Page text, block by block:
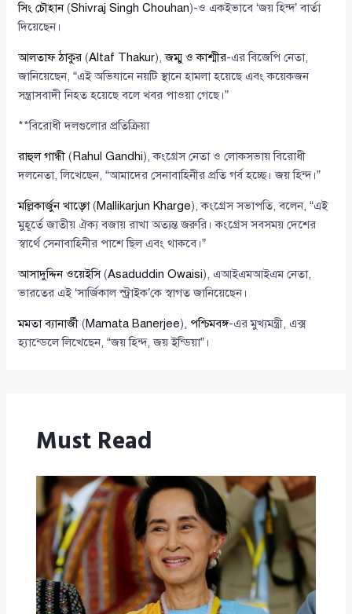
সিং চৌহান(Shivraj Singh Chouhan)-ও একইভাবে ‘জয় হিন্দ’ বার্তা
দিয়েছেন।
আলতাফ ঠাকুর (Altaf Thakur),জম্মু ও কাশ্মীর-এর বিজেপি নেতা,
জানিয়েছেন, “এই অভিযানে নয়টি স্থানে হামলা হয়েছে এবং কয়েকজন
সন্ত্রাসবাদী নিহত হয়েছে বলে খবর পাওয়া গেছে।”
**বিরোধী দলগুলোর প্রতিক্রিয়া
রাহুল গান্ধী (Rahul Gandhi), কংগ্রেস নেতা ও লোকসভায় বিরোধী
দলনেতা, লিখেছেন, “আমাদের সেনাবাহিনীর প্রতি গর্ব হচ্ছে। জয় হিন্দ।”
মল্লিকার্জুন খাড়্গে(Mallikarjun Kharge), কংগ্রেস সভাপতি, বলেন, “এই
মুহূর্তে জাতীয় ঐক্য বজায় রাখা অত্যন্ত জরুরি। কংগ্রেস সবসময় দেশের
স্বার্থে সেনাবাহিনীর পাশে ছিল এবং থাকবে।”
আসাদুদ্দিন ওয়েইসি(Asaduddin Owaisi), এআইএমআইএম নেতা,
ভারতের এই ‘সার্জিকাল স্ট্রাইক’কে স্বাগত জানিয়েছেন।
মমতা ব্যানার্জী (Mamata Banerjee), পশ্চিমবঙ্গ-এর মুখ্যমন্ত্রী, এক্স
হ্যান্ডেলে লিখেছেন, “জয় হিন্দ, জয় ইন্ডিয়া”।
Must Read